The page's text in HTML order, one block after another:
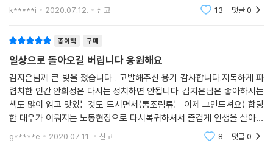
변호인단
첫 조력자, 문 선배
캠프 동료이자 증인, 구자준
직장 동료이자 증인, 정연실
직장 선배이자 증인, 신용우
가족
고마운 분들께 드리는 글
사태를 보며 많이 아프고 계실 것 같습니다. 아주아주 미약한 응원이라도
k*****i 2020.07.12. 신고 13 댓글0
종이책 구매
일상으로 돌아오길 버립니다 응원해요
김지은님께 큰 빚을 졌습니다 . 고발해주신 용기 감사합니다.지독하게 파
렴치한 인간 안희정은 다시는 정치하면 안됩니다. 김지은님은 좋아하시는
책도 많이 읽고 맛있는것도 드시면서(통조림류는 이제 그만드셔요) 합당
한 대우가 이뤄지는 노동현장으로 다시복귀하셔서 즐겁게 인생을 살아사
기길 바랍니다.끝까지 응원하고 연대하겠습니다. 감사합니다.
g*****e 2020.07.11. 신고 8 댓글0